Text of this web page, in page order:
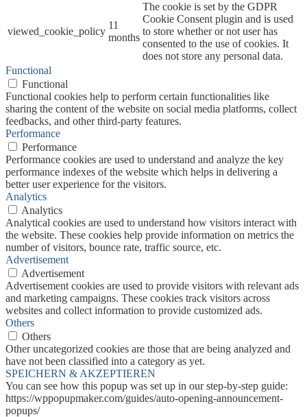
viewed_cookie_policy
11
months
The cookie is set by the GDPR
Cookie Consent plugin and is used
to store whether or not user has
consented to the use of cookies. It
does not store any personal data.
Functional
Functional
Functional cookies help to perform certain functionalities like
sharing the content of the website on social media platforms, collect
feedbacks, and other third-party features.
Performance
Performance
Performance cookies are used to understand and analyze the key
performance indexes of the website which helps in delivering a
better user experience for the visitors.
Analytics
Analytics
Analytical cookies are used to understand how visitors interact with
the website. These cookies help provide information on metrics the
number of visitors, bounce rate, traffic source, etc.
Advertisement
Advertisement
Advertisement cookies are used to provide visitors with relevant ads
and marketing campaigns. These cookies track visitors across
websites and collect information to provide customized ads.
Others
Others
Other uncategorized cookies are those that are being analyzed and
have not been classified into a category as yet.
SPEICHERN & AKZEPTIEREN
You can see how this popup was set up in our step-by-step guide:
https://wppopupmaker.com/guides/auto-opening-announcement-
popups/